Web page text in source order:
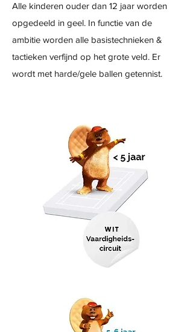
Alle kinderen ouder dan 12 jaar worden
opgedeeld in geel. In functie van de
ambitie worden alle basistechnieken &
tactieken verfijnd op het grote veld. Er
wordt met harde/gele ballen getennist.